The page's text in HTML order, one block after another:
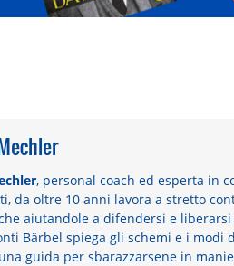
, personal coach ed esperta in
da oltre 10 anni lavora a stretto
aiutandole a difendersi e
Bärbel spiega gli schemi e i modi
guida per sbarazzarsene in